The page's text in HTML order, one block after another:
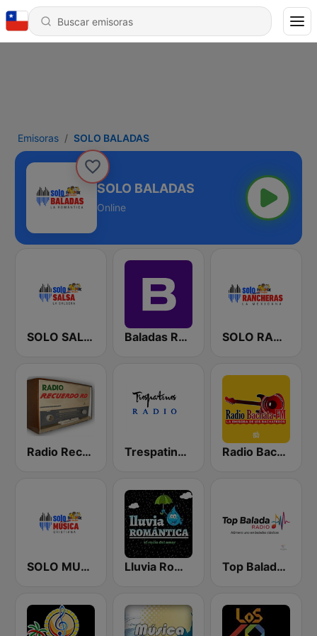
Emisoras SOLO BALADAS
SOLO BALADAS
Online
SOLO SALSA Baladas Radio SOLO RANCHERAS
Radio Recuerdos RD Trespatines Radio Radio Bachata
SOLO MUSICA CRISTIANA Lluvia Romántica Top Balada Radio